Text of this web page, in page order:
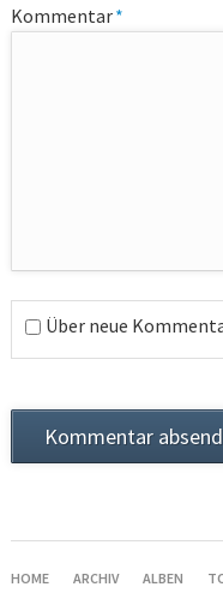
Pflichtfeld
Kommentar*
Über neue
Kommentar
NAVIGATION
HOME ARCHIV ALBEN